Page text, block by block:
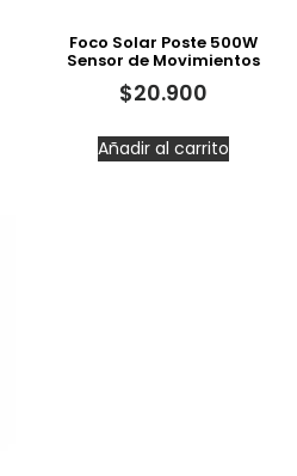
Foco Solar Poste 500W
Sensor de Movimientos
$20.900
Añadir al carrito